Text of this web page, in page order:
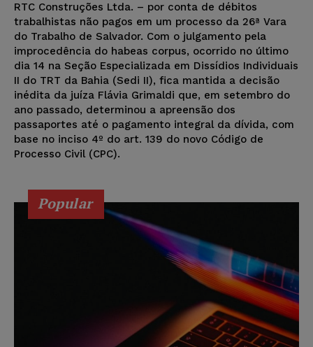
RTC Construções Ltda. – por conta de débitos
trabalhistas não pagos em um processo da 26ª Vara
do Trabalho de Salvador. Com o julgamento pela
improcedência do habeas corpus, ocorrido no último
dia 14 na Seção Especializada em Dissídios Individuais
II do TRT da Bahia (Sedi II), fica mantida a decisão
inédita da juíza Flávia Grimaldi que, em setembro do
ano passado, determinou a apreensão dos
passaportes até o pagamento integral da dívida, com
base no inciso 4º do art. 139 do novo Código de
Processo Civil (CPC).
Popular